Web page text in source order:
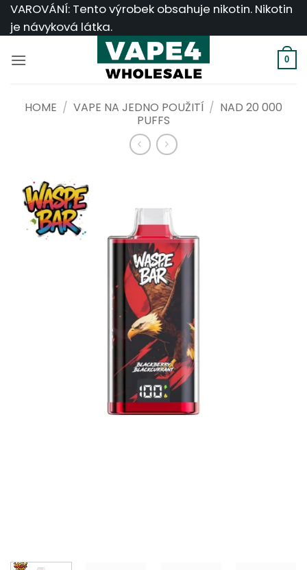
Přeskočit
na
VAROVÁNÍ: Tento výrobek obsahuje nikotin. Nikotin
je návyková látka.
0
HOME / VAPE NA JEDNO POUŽITÍ / NAD 20 000
PUFFS